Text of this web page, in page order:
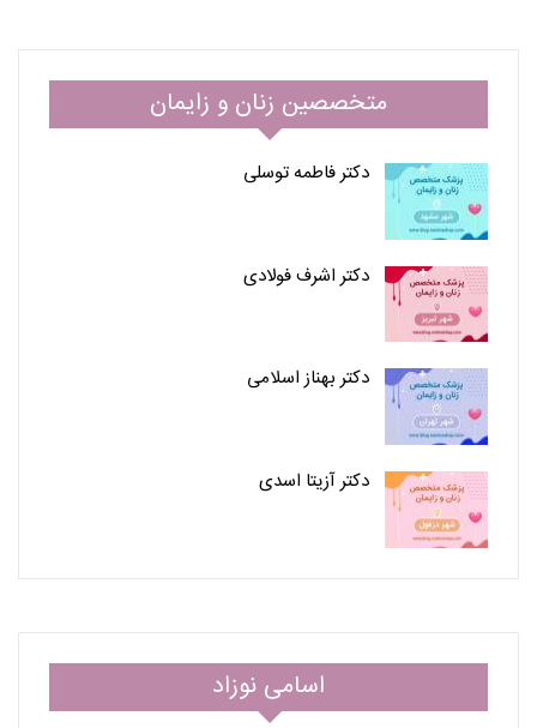
متخصصین زنان و زایمان
دکتر فاطمه توسلی
دکتر اشرف فولادی
دکتر بهناز اسلامی
دکتر آزیتا اسدی
اسامی نوزاد